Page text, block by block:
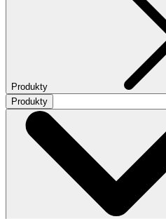
Produkty
Produkty